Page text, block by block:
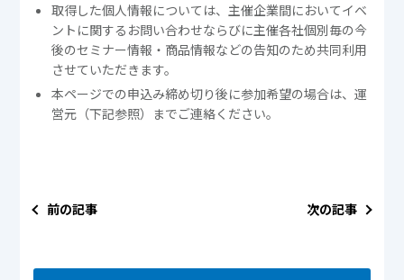
取得した個人情報については、主催企業間においてイベ
ントに関するお問い合わせならびに主催各社個別毎の今
後のセミナー情報・商品情報などの告知のため共同利用
させていただきます。
本ページでの申込み締め切り後に参加希望の場合は、運
営元（下記参照）までご連絡ください。
前の記事 次の記事